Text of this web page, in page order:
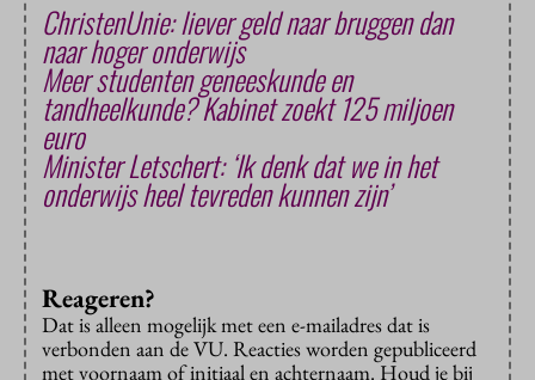
ChristenUnie: liever geld naar bruggen dan
naar hoger onderwijs
Meer studenten geneeskunde en
tandheelkunde? Kabinet zoekt 125 miljoen
euro
Minister Letschert: ‘Ik denk dat we in het
onderwijs heel tevreden kunnen zijn’
Reageren?
Dat is alleen mogelijk met een e-mailadres dat is
verbonden aan de VU. Reacties worden gepubliceerd
met voornaam of initiaal en achternaam. Houd je bij